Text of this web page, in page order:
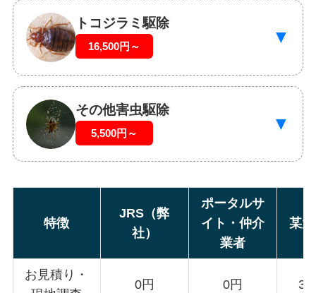
トコジラミ駆除
16,500円～ ▼
その他害虫駆除
5,500円～ ▼
特徴
JRS（弊
社）
ポータルサ
イト・仲介
業者
某
お見積り・
0円 0円